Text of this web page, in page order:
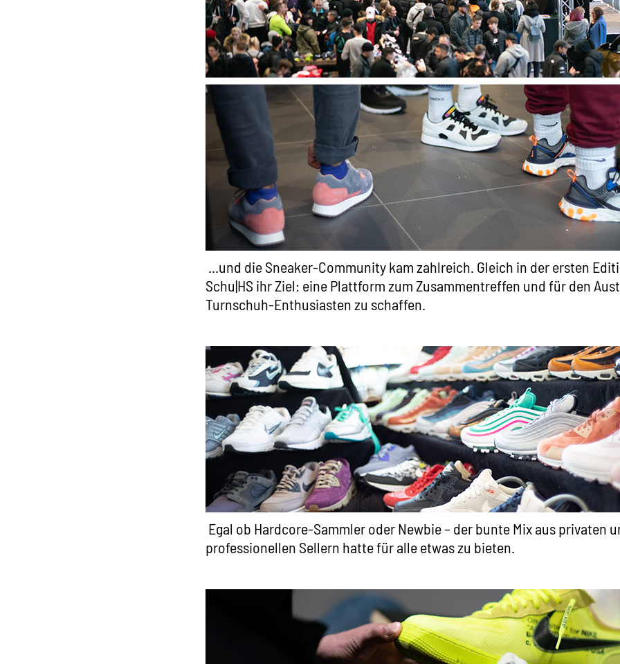
...und die Sneaker-Community kam zahlreich. Gleich in der ersten
Schu|HS ihr Ziel: eine Plattform zum Zusammentreffen und für den
Turnschuh-Enthusiasten zu schaffen.
Egal ob Hardcore-Sammler oder Newbie – der bunte Mix aus privaten
professionellen Sellern hatte für alle etwas zu bieten.